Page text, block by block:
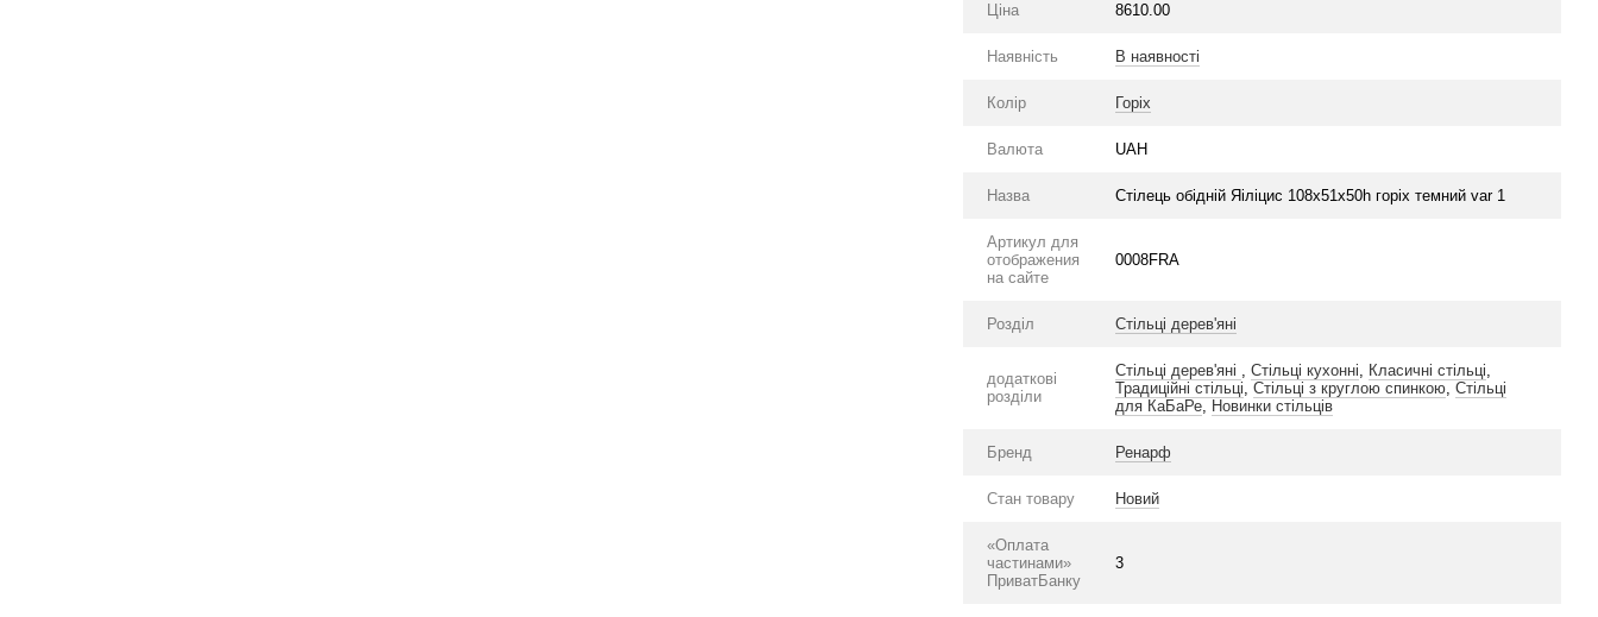
Ціна 8610.00
Наявність В наявності
Колір Горіх
Валюта UAH
Назва Стілець обідній Яіліцис 108х51х50h горіх темний var 1
Артикул для
отображения
на сайте
0008FRA
Розділ Стільці дерев'яні
додаткові
розділи
Стільці дерев'яні ,Стільці кухонні, Класичні стільці,
Традиційні стільці,Стільці з круглою спинкою,Стільці
для КаБаРе, Новинки стільців
Бренд Ренарф
Стан товару Новий
«Оплата
частинами»
ПриватБанку
3